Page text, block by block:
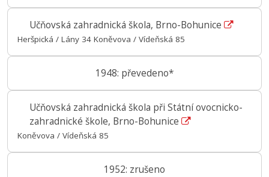
Učňovská zahradnická škola, Brno-Bohunice
Heršpická / Lány 34 Koněvova / Vídeňská 85
1948: převedeno*
Učňovská zahradnická škola při Státní ovocnicko-
zahradnické škole, Brno-Bohunice
Koněvova / Vídeňská 85
1952: zrušeno